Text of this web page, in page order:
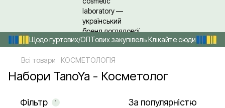
Щодо гуртових/ОПТових закупівель Клікайте сюди
Всі товари КОСМЕТОЛОГІЯ
Набори TanoYa - Косметолог
Фільтр 1 За популярністю